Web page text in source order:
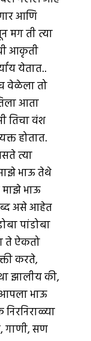
आणि
मग ती त्या
आकृती
येतात..
वेळेला तो
आता
तिचा वंश
होतात.
त्या
भाऊ तेथे
भाऊ
असे आहेत
पांडोबा
ते ऐकतो
करते,
झालीय की,
भाऊ
गाणी, सण